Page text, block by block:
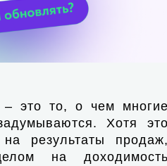
– это то, о чем
Хотя
результаты
на